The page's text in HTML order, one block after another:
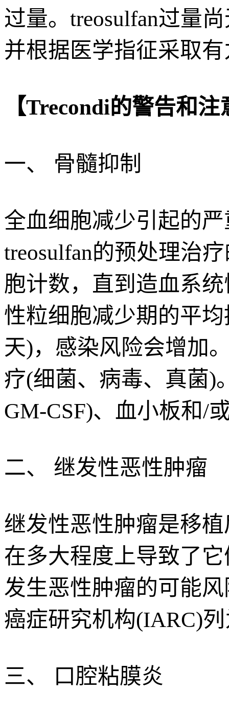
过量。treosulfan过量
并根据医学指征采取
【Trecondi的警告和
一、 骨髓抑制
全血细胞减少引起的
treosulfan的预处理治
胞计数，直到造血系
性粒细胞减少期的平
天)，感染风险会增加
疗(细菌、病毒、真菌)
GM-CSF)、血小板和/
二、 继发性恶性肿瘤
继发性恶性肿瘤是移
在多大程度上导致了
发生恶性肿瘤的可能
癌症研究机构(IARC)
三、 口腔粘膜炎